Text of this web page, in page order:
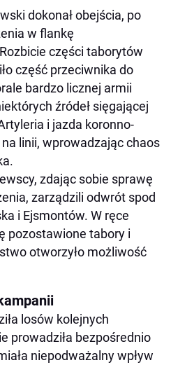
dokonał obejścia, po
w flankę
części taborytów
część przeciwnika do
bardzo licznej armii
źródeł sięgającej
i jazda koronno-
linii, wprowadzając chaos
zdając sobie sprawę
zarządzili odwrót spod
i Ejsmontów. W ręce
pozostawione tabory i
otworzyło możliwość
losów kolejnych
prowadziła bezpośrednio
niepodważalny wpływ